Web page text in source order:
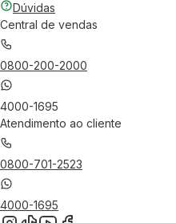
Dúvidas
Central de vendas
0800-200-2000
4000-1695
Atendimento ao cliente
0800-701-2523
4000-1695